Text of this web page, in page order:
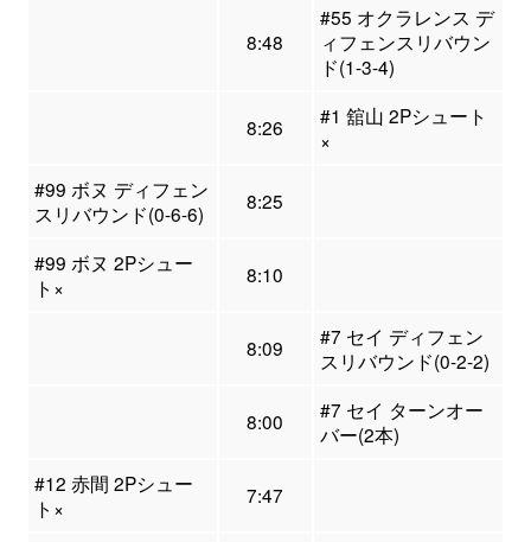
8:48
#55 オクラレンス デ
ィフェンスリバウン
ド(1-3-4)
8:26
#1 舘山 2Pシュート
×
#99 ボヌ ディフェン
スリバウンド(0-6-6)
8:25
#99 ボヌ 2Pシュー
ト×
8:10
8:09
#7 セイ ディフェン
スリバウンド(0-2-2)
8:00
#7 セイ ターンオー
バー(2本)
#12 赤間 2Pシュー
ト×
7:47